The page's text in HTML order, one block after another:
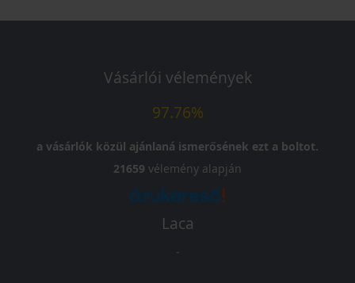
Vásárlói vélemények
97.76%
a vásárlók közül ajánlaná ismerősének ezt a boltot.
21659 vélemény alapján
Laca
-